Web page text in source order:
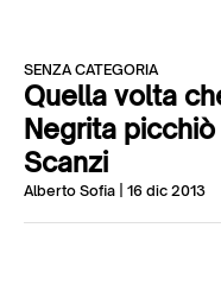
SENZA CATEGORIA
Quella volta
Negrita
Scanzi
Alberto Sofia | 16 dic 2013